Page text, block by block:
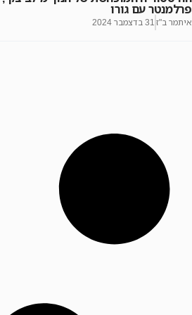
פרלמנטר עם גורו
איתמר ב"ז31 בדצמבר 2024